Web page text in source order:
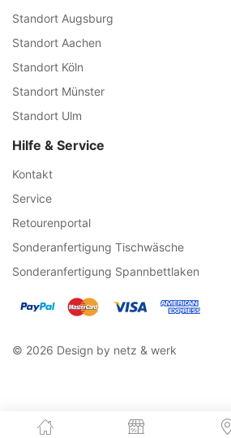
Standort Augsburg
Standort Aachen
Standort Köln
Standort Münster
Standort Ulm
Hilfe & Service
Kontakt
Service
Retourenportal
Sonderanfertigung Tischwäsche
Sonderanfertigung Spannbettlaken
© 2026 Design by netz & werk